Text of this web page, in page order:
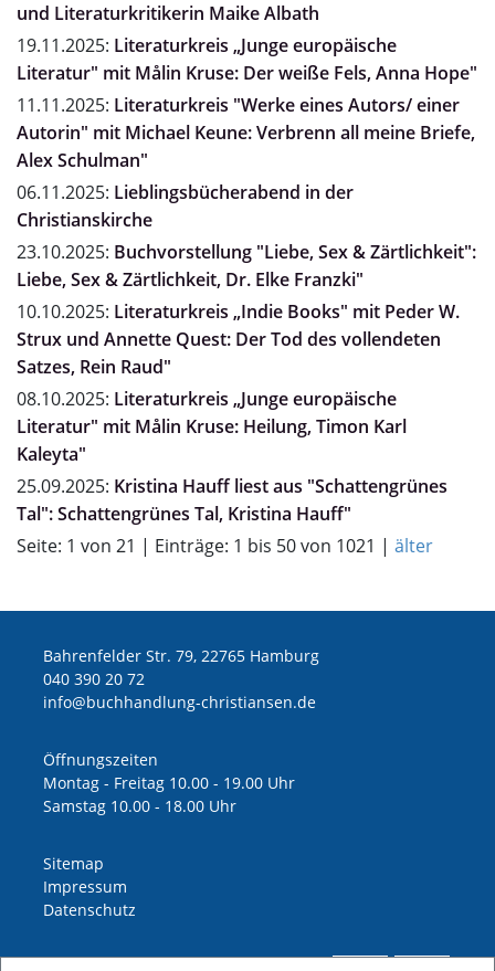
und Literaturkritikerin Maike Albath
19.11.2025: Literaturkreis „Junge europäische
Literatur" mit Målin Kruse: Der weiße Fels, Anna Hope"
11.11.2025: Literaturkreis "Werke eines Autors/ einer
Autorin" mit Michael Keune: Verbrenn all meine Briefe,
Alex Schulman"
06.11.2025: Lieblingsbücherabend in der
Christianskirche
23.10.2025: Buchvorstellung "Liebe, Sex & Zärtlichkeit":
Liebe, Sex & Zärtlichkeit, Dr. Elke Franzki"
10.10.2025: Literaturkreis „Indie Books" mit Peder W.
Strux und Annette Quest: Der Tod des vollendeten
Satzes, Rein Raud"
08.10.2025: Literaturkreis „Junge europäische
Literatur" mit Målin Kruse: Heilung, Timon Karl
Kaleyta"
25.09.2025: Kristina Hauff liest aus "Schattengrünes
Tal": Schattengrünes Tal, Kristina Hauff"
Seite: 1 von 21 | Einträge: 1 bis 50 von 1021 | älter
Bahrenfelder Str. 79, 22765 Hamburg
040 390 20 72
ed.nesnaitsirhc-gnuldnahhcub@ofni
Öffnungszeiten
Montag - Freitag 10.00 - 19.00 Uhr
Samstag 10.00 - 18.00 Uhr
Sitemap
Impressum
Datenschutz